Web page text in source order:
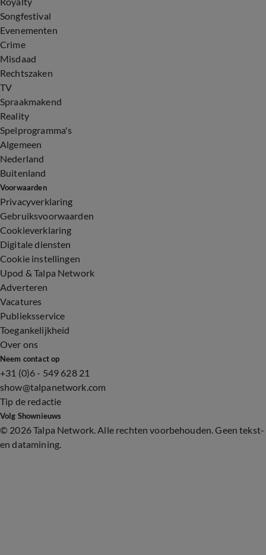
Songfestival
Evenementen
Crime
Misdaad
Rechtszaken
TV
Spraakmakend
Reality
Spelprogramma's
Algemeen
Nederland
Buitenland
Voorwaarden
Privacyverklaring
Gebruiksvoorwaarden
Cookieverklaring
Digitale diensten
Cookie instellingen
Upod & Talpa Network
Adverteren
Vacatures
Publieksservice
Toegankelijkheid
Over ons
Neem contact op
+31 (0)6 - 549 628 21
show@talpanetwork.com
Tip de redactie
Volg Shownieuws
© 2026 Talpa Network. Alle rechten voorbehouden. Geen tekst-
en datamining.